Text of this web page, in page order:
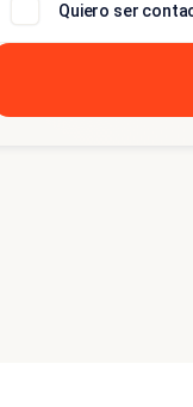
Quiero ser